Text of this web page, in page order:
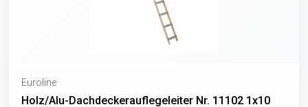
Euroline
Holz/Alu-Dachdeckerauflegeleiter Nr. 11102 1x10